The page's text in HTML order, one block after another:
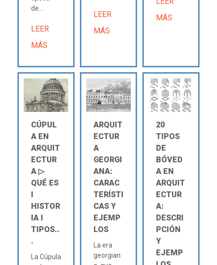
de...
LEER
MÁS
LEER
MÁS
MÁS
CÚPUL
A EN
ARQUIT
ECTUR
A ▷
QUÉ ES
Ι
HISTOR
IA Ι
TIPOS..
.
La Cúpula
ARQUIT
ECTUR
A
GEORGI
ANA:
CARAC
TERÍSTI
CAS Y
EJEMP
LOS
La era
georgian
20
TIPOS
DE
BÓVED
A EN
ARQUIT
ECTUR
A:
DESCRI
PCIÓN
Y
EJEMP